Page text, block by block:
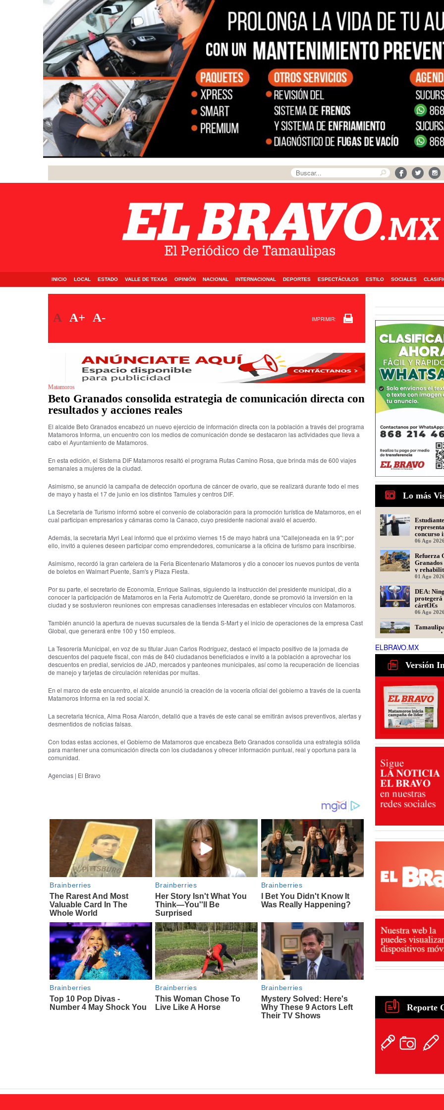
INICIO LOCAL ESTADO VALLE DE TEXAS OPINIÓN NACIONAL INTERNACIONAL DEPORTES ESPECTÁCULOS ESTILO SOCIALES
A A+ A- IMPRIMIR:
Matamoros
Beto Granados consolida estrategia de comunicación directa con
resultados y acciones reales
El alcalde Beto Granados encabezó un nuevo ejercicio de información directa con la población a través del programa
Matamoros Informa, un encuentro con los medios de comunicación donde se destacaron las actividades que lleva a
cabo el Ayuntamiento de Matamoros.
En esta edición, el Sistema DIF Matamoros resaltó el programa Rutas Camino Rosa, que brinda más de 600 viajes
semanales a mujeres de la ciudad.
Asimismo, se anunció la campaña de detección oportuna de cáncer de ovario, que se realizará durante todo el mes
de mayo y hasta el 17 de junio en los distintos Tamules y centros DIF.
La Secretaría de Turismo informó sobre el convenio de colaboración para la promoción turística de Matamoros, en el
cual participan empresarios y cámaras como la Canaco, cuyo presidente nacional avaló el acuerdo.
Además, la secretaria Myri Leal informó que el próximo viernes 15 de mayo habrá una "Callejoneada en la 9"; por
ello, invitó a quienes deseen participar como emprendedores, comunicarse a la oficina de turismo para inscribirse.
Asimismo, recordó la gran cartelera de la Feria Bicentenario Matamoros y dio a conocer los nuevos puntos de venta
de boletos en Walmart Puente, Sam's y Plaza Fiesta.
Por su parte, el secretario de Economía, Enrique Salinas, siguiendo la instrucción del presidente municipal, dio a
conocer la participación de Matamoros en la Feria Automotriz de Querétaro, donde se promovió la inversión en la
ciudad y se sostuvieron reuniones con empresas canadienses interesadas en establecer vínculos con Matamoros.
También anunció la apertura de nuevas sucursales de la tienda S-Mart y el inicio de operaciones de la empresa Cast
Global, que generará entre 100 y 150 empleos.
La Tesorería Municipal, en voz de su titular Juan Carlos Rodríguez, destacó el impacto positivo de la jornada de
descuentos del paquete fiscal, con más de 840 ciudadanos beneficiados e invitó a la población a aprovechar los
descuentos en predial, servicios de JAD, mercados y panteones municipales, así como la recuperación de licencias
de manejo y tarjetas de circulación retenidas por multas.
En el marco de este encuentro, el alcalde anunció la creación de la vocería oficial del gobierno a través de la cuenta
Matamoros Informa en la red social X.
La secretaria técnica, Alma Rosa Alarcón, detalló que a través de este canal se emitirán avisos preventivos, alertas y
desmentidos de noticias falsas.
Con todas estas acciones, el Gobierno de Matamoros que encabeza Beto Granados consolida una estrategia sólida
para mantener una comunicación directa con los ciudadanos y ofrecer información puntual, real y oportuna para la
comunidad.
Agencias | El Bravo
Lo más
concurso
oratoria
06 Ago 2026
Refuerza
Granados
y
Presidentes
01 Ago 2026
DEA:
protegerá
cárt€l€s
06 Ago 2026
informa
06 Ago 2026
Presidente
cuestiona
de
generan
ELBRAVO.MX
Versión
Reporte